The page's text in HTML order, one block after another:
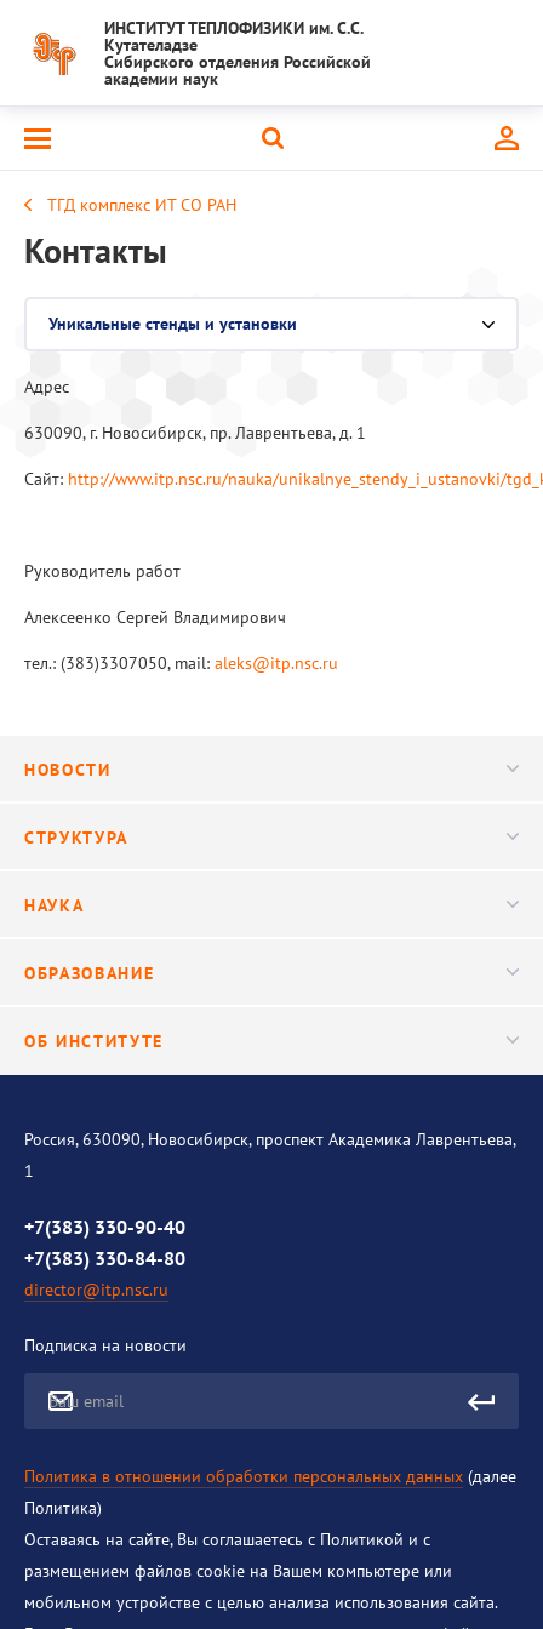
ИНСТИТУТ ТЕПЛОФИЗИКИ им. С.С.
Кутателадзе
Сибирского отделения Российской
академии наук
ТГД комплекс ИТ СО РАН
Контакты
Национальный проект "Наука и университеты"
Крупный научный проект
Фундаментальные исследования
Прикладные разработки
Уникальные стенды и установки
ЦКП "Теплофизика и энергетика"
Выберите раздел
Адрес
630090, г. Новосибирск, пр. Лаврентьева, д. 1
Сайт: http://www.itp.nsc.ru/nauka/unikalnye_stendy_i_ustanovki/
Руководитель работ
Алексеенко Сергей Владимирович
тел.: (383)3307050, mail: aleks@itp.nsc.ru
НОВОСТИ
Видео
СТРУКТУРА
Научные подразделения
НАУКА
Исследования
ОБРАЗОВАНИЕ
ОБ ИНСТИТУТЕ
История института
Контакты
Противодействие коррупции
Россия, 630090, Новосибирск, проспект Академика Лаврентьева,
1
+7(383) 330-90-40
+7(383) 330-84-80
director@itp.nsc.ru
Подписка на новости
Ваш email
Политика в отношении обработки персональных данных (далее
Политика)
Оставаясь на сайте, Вы соглашаетесь с Политикой и с
размещением файлов cookie на Вашем компьютере или
мобильном устройстве с целью анализа использования сайта.